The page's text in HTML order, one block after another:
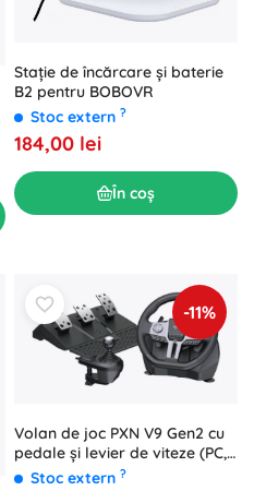
Stație de încărcare și baterie
B2 pentru BOBOVR
Stoc extern ?
184,00 lei
În coș
-11%
Volan de joc PXN V9 Gen2 cu
pedale și levier de viteze (PC,
PlayStation, Xbox, Switch)
Stoc extern ?